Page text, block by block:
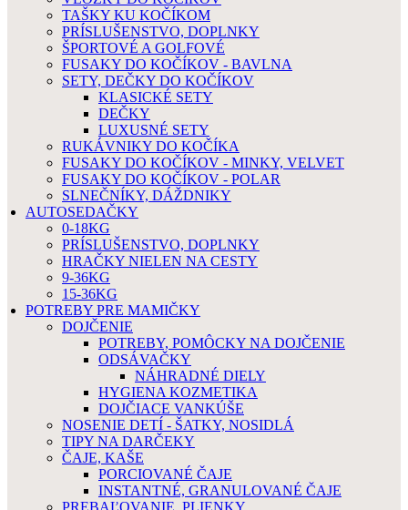
TAŠKY KU KOČÍKOM
PRÍSLUŠENSTVO, DOPLNKY
ŠPORTOVÉ A GOLFOVÉ
FUSAKY DO KOČÍKOV - BAVLNA
SETY, DEČKY DO KOČÍKOV
KLASICKÉ SETY
DEČKY
LUXUSNÉ SETY
RUKÁVNIKY DO KOČÍKA
FUSAKY DO KOČÍKOV - MINKY, VELVET
FUSAKY DO KOČÍKOV - POLAR
SLNEČNÍKY, DÁŽDNIKY
AUTOSEDAČKY
0-18KG
PRÍSLUŠENSTVO, DOPLNKY
HRAČKY NIELEN NA CESTY
9-36KG
15-36KG
POTREBY PRE MAMIČKY
DOJČENIE
POTREBY, POMÔCKY NA DOJČENIE
ODSÁVAČKY
NÁHRADNÉ DIELY
HYGIENA KOZMETIKA
DOJČIACE VANKÚŠE
NOSENIE DETÍ - ŠATKY, NOSIDLÁ
TIPY NA DARČEKY
ČAJE, KAŠE
PORCIOVANÉ ČAJE
INSTANTNÉ, GRANULOVANÉ ČAJE